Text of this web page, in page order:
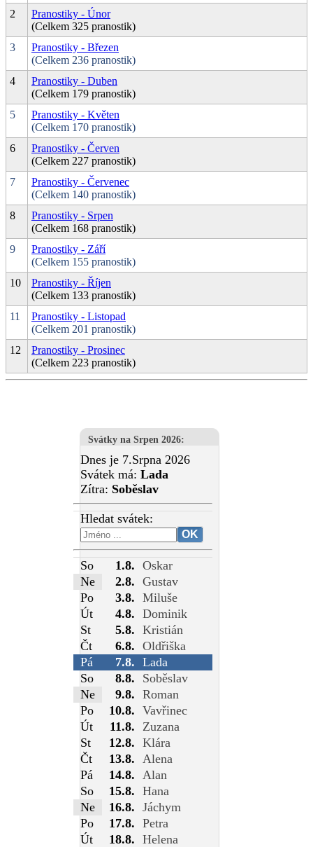
2
Pranostiky - Únor
(Celkem 325 pranostik)
3
Pranostiky - Březen
(Celkem 236 pranostik)
4
Pranostiky - Duben
(Celkem 179 pranostik)
5
Pranostiky - Květen
(Celkem 170 pranostik)
6
Pranostiky - Červen
(Celkem 227 pranostik)
7
Pranostiky - Červenec
(Celkem 140 pranostik)
8
Pranostiky - Srpen
(Celkem 168 pranostik)
9
Pranostiky - Září
(Celkem 155 pranostik)
10
Pranostiky - Říjen
(Celkem 133 pranostik)
11
Pranostiky - Listopad
(Celkem 201 pranostik)
12
Pranostiky - Prosinec
(Celkem 223 pranostik)
Svátky na Srpen 2026:
Dnes je 7.Srpna 2026
Svátek má: Lada
Zítra: Soběslav
Hledat svátek:
So 1.8. Oskar
Ne
2.8. Gustav
Po
3.8. Miluše
Út
4.8. Dominik
St
5.8. Kristián
Čt
6.8. Oldřiška
Pá
7.8. Lada
So
8.8.
Soběslav
Ne
9.8. Roman
Po
10.8. Vavřinec
Út
11.8.
Zuzana
St
12.8. Klára
Čt
13.8.
Alena
Pá
14.8.
Alan
So
15.8. Hana
Ne
16.8. Jáchym
Po
17.8. Petra
Út
18.8. Helena